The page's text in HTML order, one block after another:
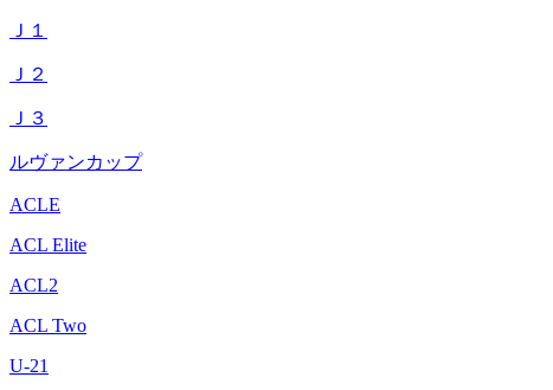
Ｊ１
Ｊ２
Ｊ３
ルヴァンカップ
ACLE
ACL Elite
ACL2
ACL Two
U-21